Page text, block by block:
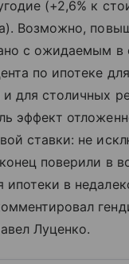
(+2,6% к
Возможно,
с ожидаемым в
по ипотеке
для столичных
эффект
ставки: не
поверили в
ипотеки в
Луценко.